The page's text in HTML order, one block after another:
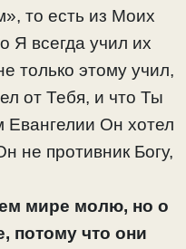
то есть из Моих
Я всегда учил их
только этому учил,
от Тебя, и что Ты
Он хотел
не противник Богу,
мире молю, но о
потому что они